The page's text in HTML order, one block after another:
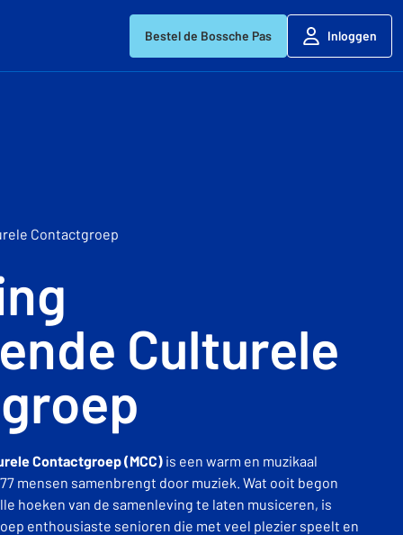
Bestel de Bossche Pas Inloggen
Contactgroep
Culturele
Contactgroep (MCC)is een warm en muzikaal
mensen samenbrengt door muziek. Wat ooit begon
hoeken van de samenleving te laten musiceren, is
enthousiaste senioren die met veel plezier speelt en